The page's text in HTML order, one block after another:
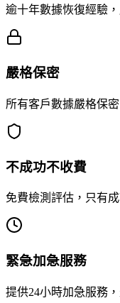
逾十年數據恢復經驗
嚴格保密
所有客戶數據嚴格保
不成功不收費
免費檢測評估，只有
緊急加急服務
提供24小時加急服務